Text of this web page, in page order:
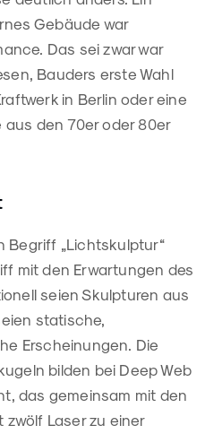
Gebäude war
Das sei zwar war
Bauders erste Wahl
in Berlin oder eine
den 70er oder 80er
Begriff „Lichtskulptur“
mit den Erwartungen des
seien Skulpturen aus
statische,
Erscheinungen. Die
bilden bei Deep Web
das gemeinsam mit den
zwölf Laser zu einer